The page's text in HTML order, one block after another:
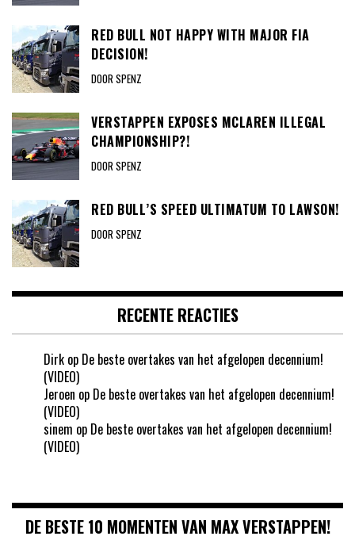
RED BULL NOT HAPPY WITH MAJOR FIA
DECISION!
DOOR SPENZ
VERSTAPPEN EXPOSES MCLAREN ILLEGAL
CHAMPIONSHIP?!
DOOR SPENZ
RED BULL’S SPEED ULTIMATUM TO LAWSON!
DOOR SPENZ
RECENTE REACTIES
Dirk op De beste overtakes van het afgelopen decennium!
(VIDEO)
Jeroen op De beste overtakes van het afgelopen decennium!
(VIDEO)
sinem op De beste overtakes van het afgelopen decennium!
(VIDEO)
DE BESTE 10 MOMENTEN VAN MAX VERSTAPPEN!